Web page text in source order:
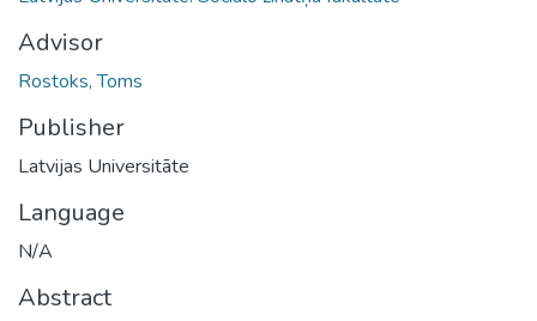
Advisor
Rostoks, Toms
Publisher
Latvijas Universitāte
Language
N/A
Abstract